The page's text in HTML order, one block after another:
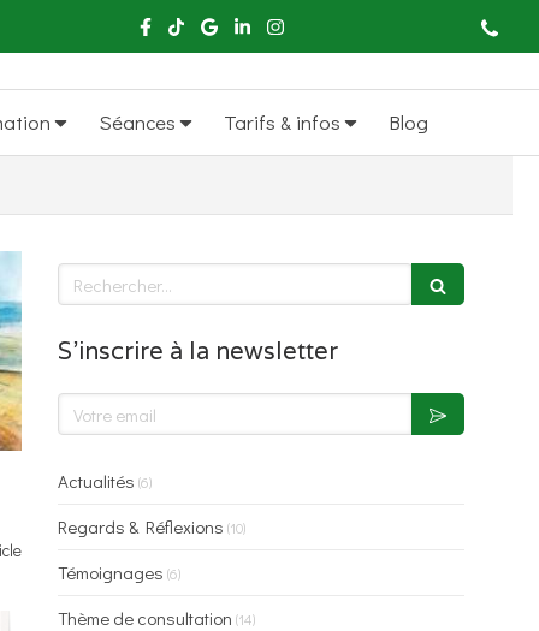
Séances Tarifs & infos Blog
Rechercher
S'inscrire à la newsletter
Votre email
Actualités (6)
Regards & Réflexions (10)
Témoignages (6)
Thème de consultation (14)